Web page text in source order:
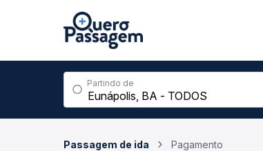
Partindo de
Passagem de ida Pagamento